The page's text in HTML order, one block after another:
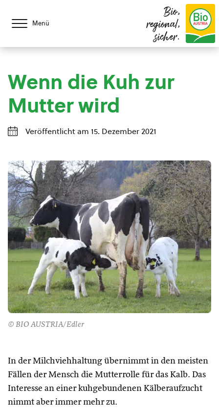
Menü
Bio,
regional,
sicher.
Wenn die Kuh zur
Mutter wird
Veröffentlicht am 15. Dezember 2021
© BIO AUSTRIA/Edler
In der Milchviehhaltung übernimmt in den meisten
Fällen der Mensch die Mutterrolle für das Kalb. Das
Interesse an einer kuhgebundenen Kälberaufzucht
nimmt aber immer mehr zu.